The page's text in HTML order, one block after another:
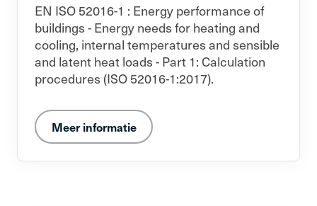
EN ISO 52016-1 : Energy performance of
buildings - Energy needs for heating and
cooling, internal temperatures and sensible
and latent heat loads - Part 1: Calculation
procedures (ISO 52016-1:2017).
Meer informatie